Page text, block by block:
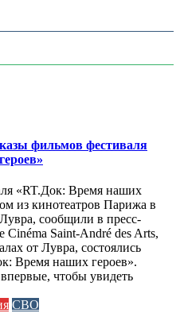
фильмов фестиваля
«RT.Док: Время наших
из кинотеатров Парижа в
сообщили в пресс-
Cinéma Saint-André des Arts,
от Лувра, состоялись
Время наших героев».
чтобы увидеть
СВО